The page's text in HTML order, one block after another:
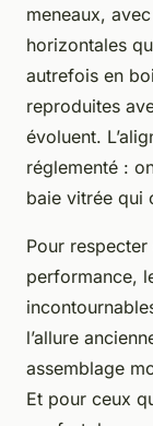
meneaux,
horizontales
autrefois en
reproduites
évoluent.
réglementé :
baie vitrée qui
Pour
performance,
l’allure
assemblage
Et pour ceux